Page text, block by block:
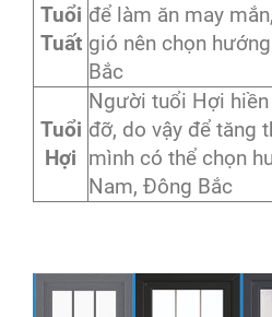
Tuổi
Tuất
để làm ăn may
gió nên chọn
Bắc
Tuổi
Hợi
Người tuổi Hợi
đỡ, do vậy để tăng
mình có thể chọn
Nam, Đông Bắc